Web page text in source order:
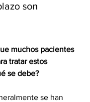
son
muchos pacientes
tratar estos
se debe?
se han